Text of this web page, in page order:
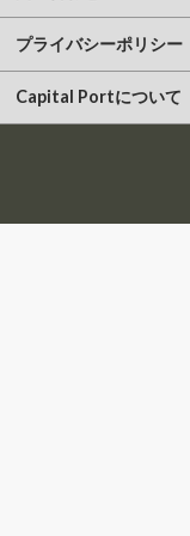
プライバシーポリシー
Capital Portについて